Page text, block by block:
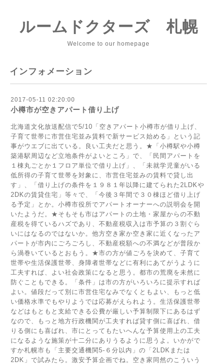
ルームドクターズ 札幌
Welcome to our homepage
インフォメーション
2017-05-11 02:20:00
小樽市が空きアパート借り上げ
北海道文化放送配信で5/10「空きアパート小樽市が借り上げ、
子育て世帯に市営住宅並み賃料で新サービス始める」という記
事がウエブに出ている。良い工夫だと思う。★「小樽駅や小樽
築港駅周辺など立地条件がよいところ」で、「民間アパートを
１棟丸ごとか１フロア単位で借り上げ」、「未就学児童がいる
低所得の子育て世帯を対象に、市営住宅並みの賃料で貸し出
す」、「借り上げの条件を１９８１年以降に建てられた2LDKや
2DKの賃貸住宅」等々で、「今後３年間で３０棟ほど借り上げ
る予定」とか。小樽市役所でアパートオーナーへの説明会を開
いたようだ。★そもそも市はアパートの土地・家屋からの不動
産税を得ているハズであり、不動産税収入は市予算の３割ぐら
いにはなるのではないか。他方空き家か空き家に近くなったア
パートが市内にごろごろし、不動産税額への不満などが普段か
ら渦巻いているとおもう。★市の方が値ごろを決めて、子育て
世帯や生活保護世帯、身障者世帯などに有利にあてがうように
工夫すれば、よい社会政策になると思う。都市の荒廃を未然に
防ぐこともできる。「条件」は市の方がいろいろに提示すれば
よい。値段だって別に市営住宅なみでなくともよい、もっと低
い価格水準でもやりようでは応募がえられよう。生活保護世帯
などはもともと支給できる公費が厳しい予算制限下にあるはず
なので、もっと地方行政機関が工夫すれば貸す側に喜ばれ、借
りる側にも喜ばれ、市にとってもたいへんな予算使用上の工夫
になるような施策が十二分にありうるように思うよ。いかがで
すか札幌市も「主要交通機関5-６分以内」の「2LDKまたは
2DK」で試みたら。激安予算企画でね。空き家同然のこういう